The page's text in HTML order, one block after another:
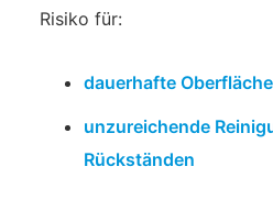
Risiko für:
dauerhafte
unzureichende
Rückständen